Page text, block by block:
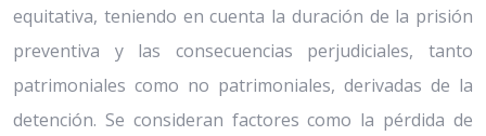
equitativa, teniendo en cuenta la duración de la prisión
preventiva y las consecuencias perjudiciales, tanto
patrimoniales como no patrimoniales, derivadas de la
detención. Se consideran factores como la pérdida de